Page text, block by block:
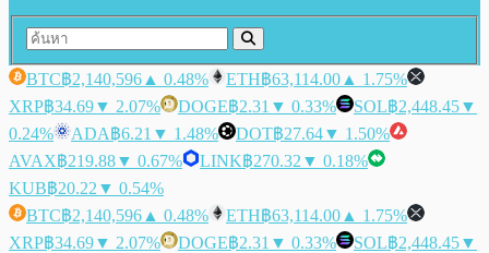
BTC฿2,140,596 ▲ 0.48% ETH฿63,114.00 ▲ 1.75%
XRP฿34.69▼ 2.07% DOGE฿2.31 ▼ 0.33% SOL฿2,448.45▼
0.24%
ADA฿6.21 ▼ 1.48% DOT฿27.64▼ 1.50%
AVAX฿219.88▼ 0.67% LINK฿270.32 ▼ 0.18%
KUB฿20.22 ▼ 0.54%
BTC฿2,140,596 ▲ 0.48% ETH฿63,114.00 ▲ 1.75%
XRP฿34.69▼ 2.07% DOGE฿2.31 ▼ 0.33% SOL฿2,448.45▼